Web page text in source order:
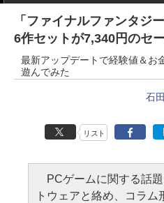
「ファイナルファンタジ
6作セットが7,340円のセ
最新アップデートで経験値＆お
遊んでみた
石
リスト
PCゲームに関する話
トウェアと絡め、コラ